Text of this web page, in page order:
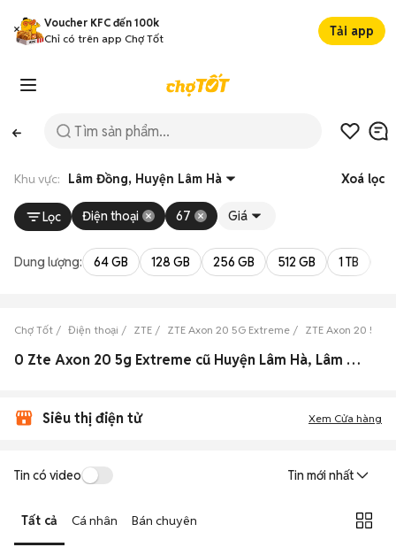
Voucher KFC đến 100k
Chỉ có trên app Chợ Tốt
Tải app
Khu vực: Lâm Đồng, Huyện Lâm Hà Xoá lọc
Lọc Điện thoại 67 Giá
Dung lượng: 64 GB 128 GB 256 GB 512 GB 1 TB
Chợ Tốt Điện thoại ZTE ZTE Axon 20 5G Extreme ZTE Axon 20 5G
0 Zte Axon 20 5g Extreme cũ Huyện Lâm Hà, Lâm Đồng đẹp
Siêu thị điện tử Xem Cửa hàng
Tin có video Tin mới nhất
Tất cả Cá nhân Bán chuyên